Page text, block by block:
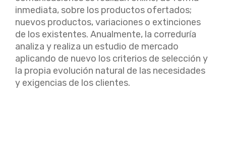
inmediata, sobre los productos ofertados;
nuevos productos, variaciones o extinciones
de los existentes. Anualmente, la correduría
analiza y realiza un estudio de mercado
aplicando de nuevo los criterios de selección y
la propia evolución natural de las necesidades
y exigencias de los clientes.